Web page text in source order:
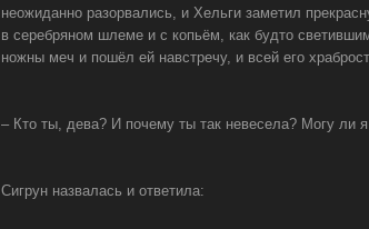
неожиданно разорвались, и Хельги заметил
в серебряном шлеме и с копьём, как будто
ножны меч и пошёл ей навстречу, и всей его
– Кто ты, дева? И почему ты так невесела? Могу ли
Сигрун назвалась и ответила: